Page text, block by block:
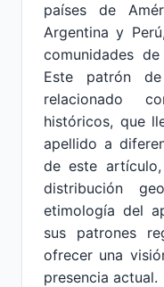
países de
Argentina y
comunidades
Este patrón
relacionado
históricos, que
apellido a
de este
distribución
etimología del
sus patrones
ofrecer una
presencia actual.